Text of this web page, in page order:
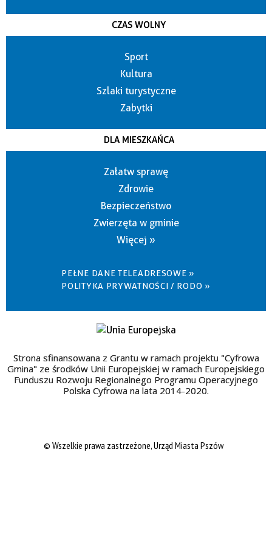
CZAS WOLNY
Sport
Kultura
Szlaki turystyczne
Zabytki
DLA MIESZKAŃCA
Załatw sprawę
Zdrowie
Bezpieczeństwo
Zwierzęta w gminie
Więcej »
PEŁNE DANE TELEADRESOWE »
POLITYKA PRYWATNOŚCI / RODO »
Strona sfinansowana z Grantu w ramach projektu "Cyfrowa
Gmina" ze środków Unii Europejskiej w ramach Europejskiego
Funduszu Rozwoju Regionalnego Programu Operacyjnego
Polska Cyfrowa na lata 2014-2020.
© Wszelkie prawa zastrzeżone, Urząd Miasta Pszów